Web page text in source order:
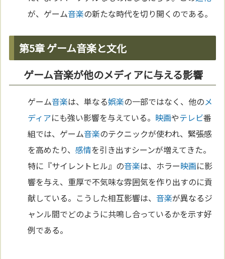
が、ゲーム音楽の新たな時代を切り開くのである。
第5章 ゲーム音楽と文化
ゲーム音楽が他のメディアに与える影響
ゲーム音楽は、単なる娯楽の一部ではなく、他のメ
ディアにも強い影響を与えている。 映画やテレビ番
組では、ゲーム音楽のテクニックが使われ、緊張感
を高めたり、感情を引き出すシーンが増えてきた。
特に『サイレントヒル』の音楽は、ホラー映画に影
響を与え、重厚で不気味な雰囲気を作り出すのに貢
献している。こうした相互影響は、音楽が異なるジ
ャンル間でどのように共鳴し合っているかを示す好
例である。